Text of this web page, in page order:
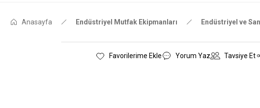
Anasayfa Endüstriyel Mutfak Ekipmanları Endüstriyel ve
Yorum Yaz Tavsiye Et